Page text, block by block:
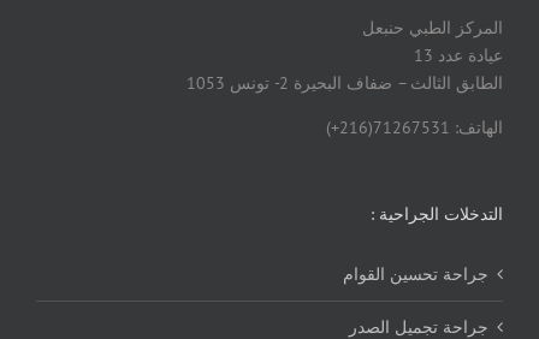
المركز الطبي حنبعل
عيادة عدد 13
الطابق الثالث – ضفاف البحيرة 2- تونس 1053
الهاتف: 71267531(216+)
التدخلات الجراحية :
جراحة تحسين القوام
جراحة تجميل الصدر